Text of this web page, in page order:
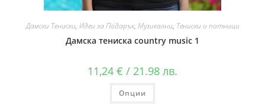
Дамски Тениски, Идеи за Подарък, Музикални, Тениски и потници
Дамска тениска country music 1
11,24 € / 21.98 лв.
Опции